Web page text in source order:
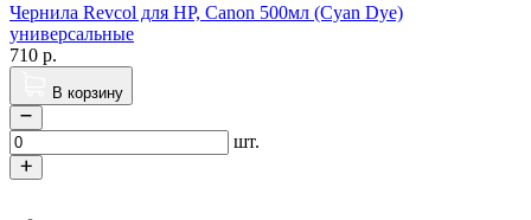
Чернила Revcol для HP, Canon 500мл (Cyan Dye)
универсальные
710 р.
В корзину
шт.